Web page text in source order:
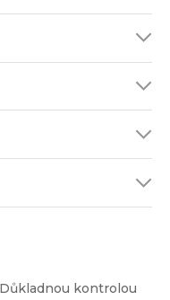
kontrolou